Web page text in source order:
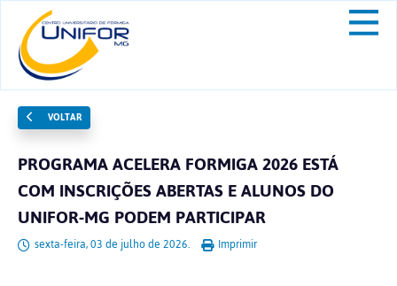
VOLTAR
PROGRAMA ACELERA FORMIGA 2026 ESTÁ
COM INSCRIÇÕES ABERTAS E ALUNOS DO
UNIFOR-MG PODEM PARTICIPAR
sexta-feira, 03 de julho de 2026. Imprimir